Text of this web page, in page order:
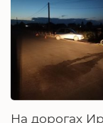
На дорогах